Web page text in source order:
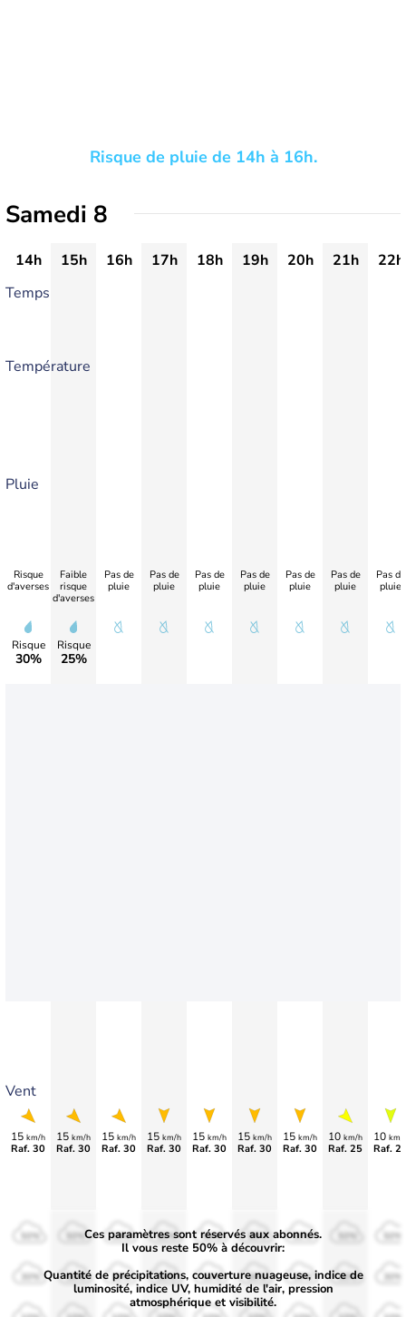
Risque de pluie de 14h à 16h.
Samedi 8
14h 15h 16h 17h 18h 19h 20h 21h
22h
Temps
Température
Pluie
Vent
Risque
d'averses
Risque
30%
15 km/h
Raf. 30
Faible
risque
d'averses
Risque
25%
15 km/h
Raf. 30
Pas de
pluie
15 km/h
Raf. 30
Pas de
pluie
15 km/h
Raf. 30
Pas de
pluie
15 km/h
Raf. 30
Pas de
pluie
15 km/h
Raf. 30
Pas de
pluie
15 km/h
Raf. 30
Pas de
pluie
10 km/h
Raf. 25
Pas de
pluie
10 km/
Raf.
50%
30%
50%
30%
50%
30%
50%
30%
50%
30%
50%
30%
50%
30% 30% 30%
Ces paramètres sont réservés aux abonnés.
Il vous reste 50% à découvrir:
Quantité de précipitations, couverture nuageuse, indice de
luminosité, indice UV, humidité de l'air, pression
atmosphérique et visibilité.